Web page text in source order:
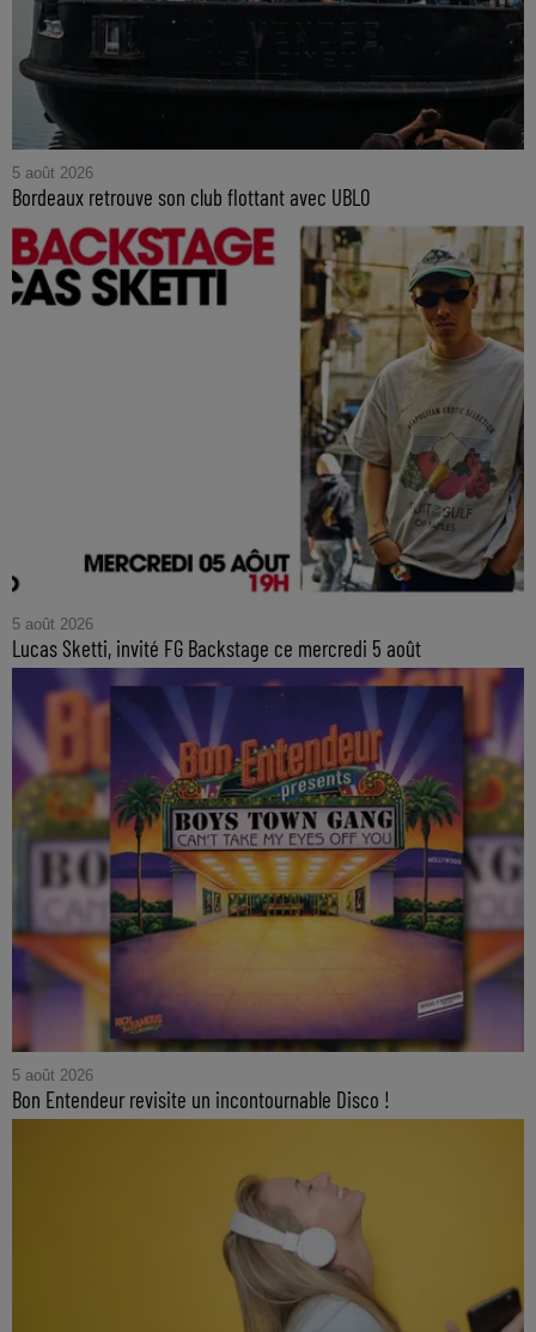
5 août 2026
Bordeaux retrouve son club flottant avec UBLO
5 août 2026
Lucas Sketti, invité FG Backstage ce mercredi 5 août
5 août 2026
Bon Entendeur revisite un incontournable Disco !